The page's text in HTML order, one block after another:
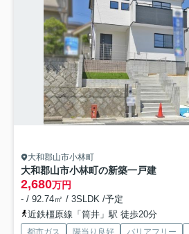
大和郡山市小林町
大和郡山市小林町の新築一戸建
2,680万円
- / 92.74㎡ / 3SLDK /予定
近鉄橿原線「筒井」駅 徒歩20分